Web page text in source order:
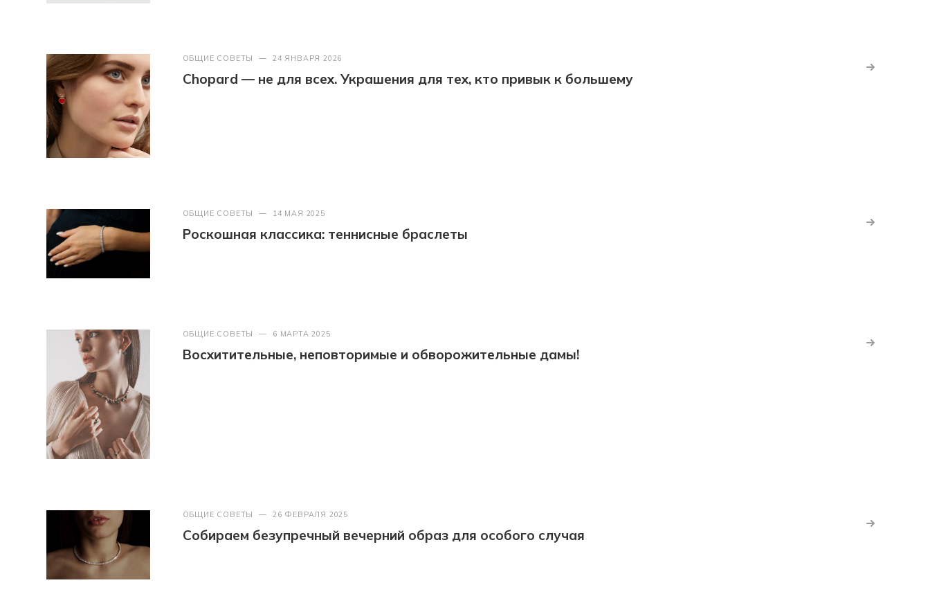
ОБЩИЕ СОВЕТЫ — 24 ЯНВАРЯ 2026
Chopard — не для всех. Украшения для тех, кто привык к большему
ОБЩИЕ СОВЕТЫ — 14 МАЯ 2025
Роскошная классика: теннисные браслеты
ОБЩИЕ СОВЕТЫ — 6 МАРТА 2025
Восхитительные, неповторимые и обворожительные дамы!
ОБЩИЕ СОВЕТЫ — 26 ФЕВРАЛЯ 2025
Собираем безупречный вечерний образ для особого случая